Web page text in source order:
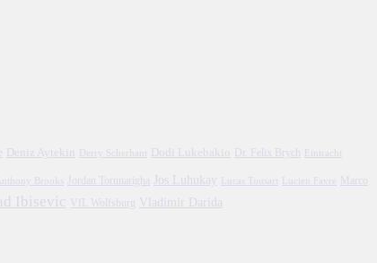
Deniz Aytekin Derry Scherhant Dodi Lukebakio Dr. Felix Brych
Jordan Torunarigha Jos Luhukay
Marco
Ibisevic VfL Wolfsburg Vladimir Darida